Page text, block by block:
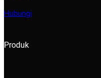
Hubungi
Produk